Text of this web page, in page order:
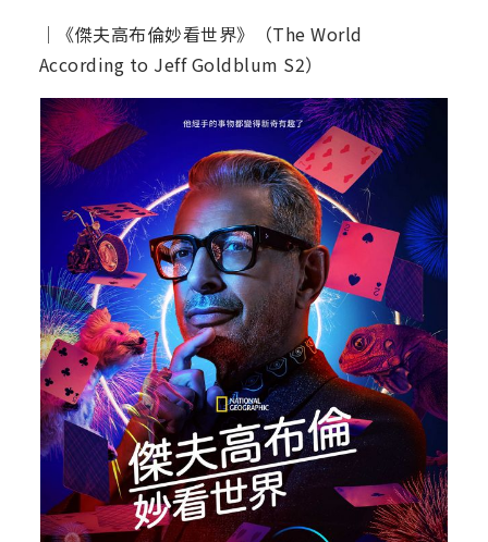
│《傑夫高布倫妙看世界》（The World
According to Jeff Goldblum S2）